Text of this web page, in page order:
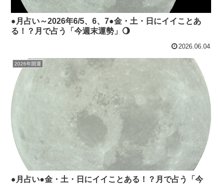
●月占い～2026年6/5、6、7●金・土・日にイイことあ
る！？月で占う「今週末運勢」🌖
2026.06.04
2026年開運
●月占い●金・土・日にイイことある！？月で占う「今